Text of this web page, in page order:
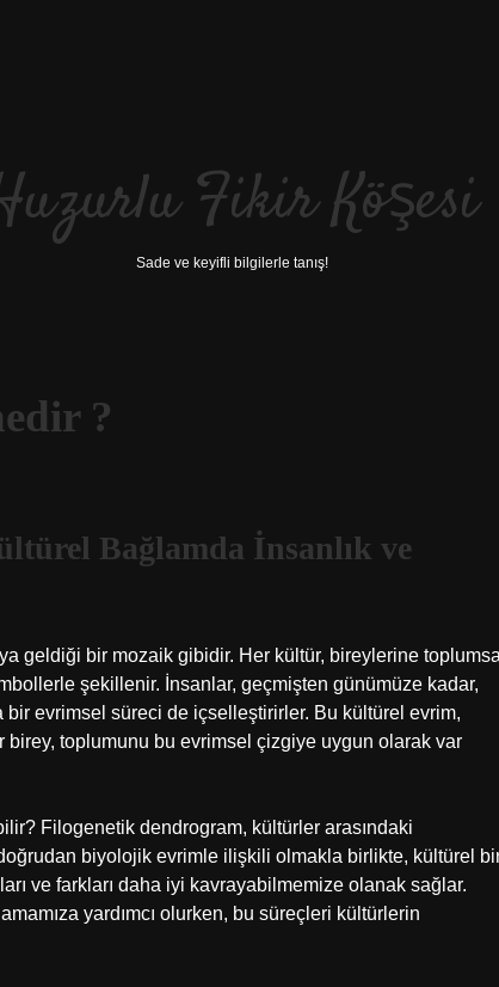
Fikir Köşesi
Sade ve keyifli bilgilerle tanış!
?
Bağlamda İnsanlık ve
geldiği bir mozaik gibidir. Her kültür, bireylerine
şekillenir. İnsanlar, geçmişten günümüze kadar,
bir evrimsel süreci de içselleştirirler. Bu kültürel evrim,
toplumunu bu evrimsel çizgiye uygun olarak var
Filogenetik dendrogram, kültürler arasındaki
biyolojik evrimle ilişkili olmakla birlikte, kültürel
ve farkları daha iyi kavrayabilmemize olanak sağlar.
yardımcı olurken, bu süreçleri kültürlerin